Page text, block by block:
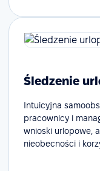
Śledzenie
Intuicyjna
pracownicy i
wnioski urlopowe,
nieobecności i